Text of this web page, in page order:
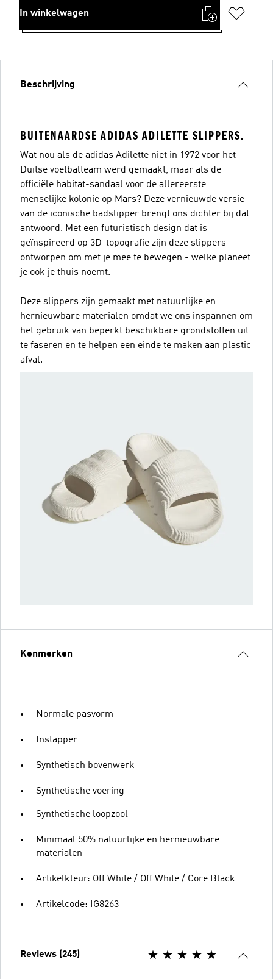
In winkelwagen
Beschrijving
BUITENAARDSE ADIDAS ADILETTE SLIPPERS.
Wat nou als de adidas Adilette niet in 1972 voor het
Duitse voetbalteam werd gemaakt, maar als de
officiële habitat-sandaal voor de allereerste
menselijke kolonie op Mars? Deze vernieuwde versie
van de iconische badslipper brengt ons dichter bij dat
antwoord. Met een futuristisch design dat is
geïnspireerd op 3D-topografie zijn deze slippers
ontworpen om met je mee te bewegen - welke planeet
je ook je thuis noemt.
Deze slippers zijn gemaakt met natuurlijke en
hernieuwbare materialen omdat we ons inspannen om
het gebruik van beperkt beschikbare grondstoffen uit
te faseren en te helpen een einde te maken aan plastic
afval.
Kenmerken
Normale pasvorm
Instapper
Synthetisch bovenwerk
Synthetische voering
Synthetische loopzool
Minimaal 50% natuurlijke en hernieuwbare
materialen
Artikelkleur: Off White / Off White / Core Black
Artikelcode: IG8263
Reviews (245)